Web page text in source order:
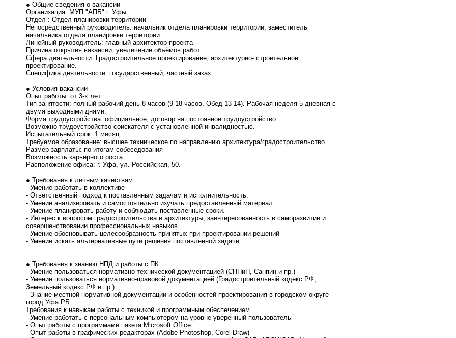
● Общие сведения о вакансии
Организация: МУП "АПБ" г. Уфы.
Отдел : Отдел планировки территории
Непосредственный руководитель: начальник отдела планировки территории, заместитель
начальника отдела планировки территории
Линейный руководитель: главный архитектор проекта
Причина открытия вакансии: увеличение объёмов работ
Сфера деятельности: Градостроительное проектирование, архитектурно- строительное
проектирование.
Специфика деятельности: государственный, частный заказ.
● Условия вакансии
Опыт работы: от 3-х лет
Тип занятости: полный рабочий день 8 часов (9-18 часов. Обед 13-14). Рабочая неделя 5-дневная с
двумя выходными днями.
Форма трудоустройства: официальное, договор на постоянное трудоустройство.
Возможно трудоустройство соискателя с установленной инвалидностью.
Испытательный срок: 1 месяц
Требуемое образование: высшее техническое по направлению архитектура/градостроительство.
Размер зарплаты: по итогам собеседования
Возможность карьерного роста
Расположение офиса: г. Уфа, ул. Российская, 50.
● Требования к личным качествам
- Умение работать в коллективе
- Ответственный подход к поставленным задачам и исполнительность.
- Умение анализировать и самостоятельно изучать предоставленный материал.
- Умение планировать работу и соблюдать поставленные сроки.
- Интерес к вопросом градостроительства и архитектуры, заинтересованность в саморазвитии и
совершенствовании профессиональных навыков.
- Умение обосновывать целесообразность принятых при проектировании решений
- Умение искать альтернативные пути решения поставленной задачи.
● Требования к знанию НПД и работы с ПК
- Умение пользоваться нормативно-технической документацией (СННиП, Санпин и пр.)
- Умение пользоваться нормативно-правовой документацией (Градостроительный кодекс РФ,
Земельный кодекс РФ и пр.)
- Знание местной нормативной документации и особенностей проектирования в городском округе
город Уфа РБ.
Требования к навыкам работы с техникой и программным обеспечением
- Умение работать с персональным компьютером на уровне уверенный пользователь
- Опыт работы с программами пакета Microsoft Office
- Опыт работы в графических редакторах (Adobe Photoshop, Corel Draw)